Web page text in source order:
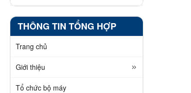
THÔNG TIN TỔNG HỢP
Trang chủ
Giới thiệu
Tổ chức bộ máy